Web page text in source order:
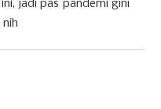
jadi pas pandemi gini